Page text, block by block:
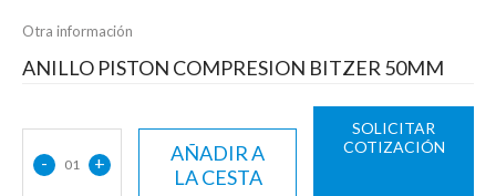
Otra información
ANILLO PISTON COMPRESION BITZER 50MM
- 01 +
AÑADIR A
LA CESTA
SOLICITAR
COTIZACIÓN